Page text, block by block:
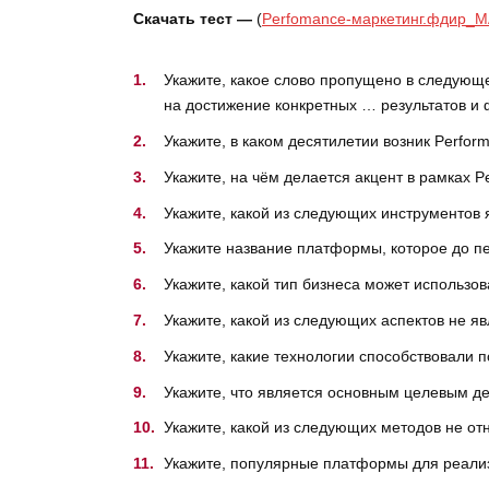
Скачать тест — (Perfomance-
Укажите, какое слово пропущено в
на достижение конкретных … результатов
Укажите, в каком десятилетии возник
Укажите, на чём делается акцент в рамках
Укажите, какой из следующих
Укажите название платформы, которое до
Укажите, какой тип бизнеса может
Укажите, какой из следующих аспектов не
Укажите, какие технологии способствовали
Укажите, что является основным целевым
Укажите, какой из следующих методов не
Укажите, популярные платформы для